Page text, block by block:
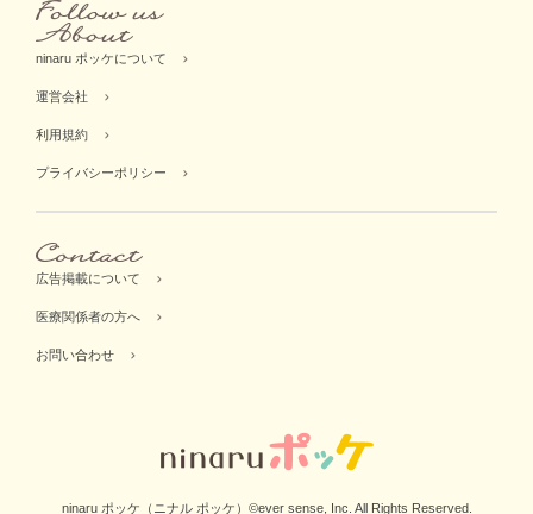
ninaru ポッケについて
運営会社
利用規約
プライバシーポリシー
広告掲載について
医療関係者の方へ
お問い合わせ
ninaru ポッケ（ニナル ポッケ）©ever sense, Inc. All Rights Reserved.